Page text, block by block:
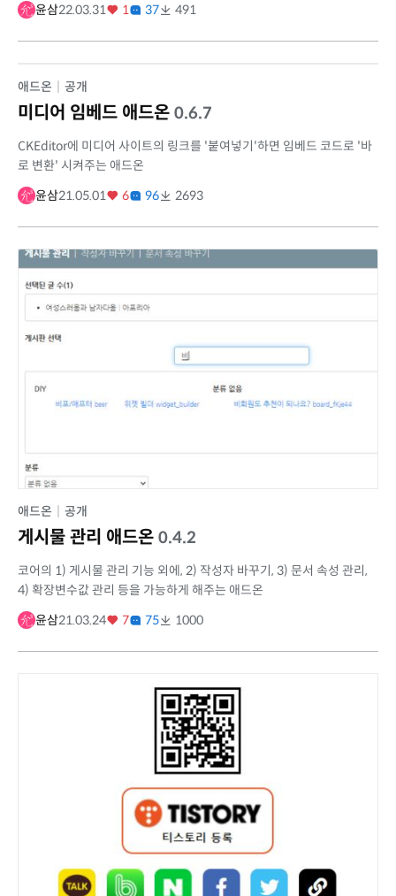
윤삼22.03.31 1 37 491
애드온 공개
미디어 임베드 애드온 0.6.7
CKEditor에 미디어 사이트의 링크를 '붙여넣기'하면 임베드 코드로 '바
로 변환' 시켜주는 애드온
윤삼21.05.01 6 96 2693
애드온 공개
게시물 관리 애드온 0.4.2
코어의 1) 게시물 관리 기능 외에, 2) 작성자 바꾸기, 3) 문서 속성 관리,
4) 확장변수값 관리 등을 가능하게 해주는 애드온
윤삼21.03.24 7 75 1000